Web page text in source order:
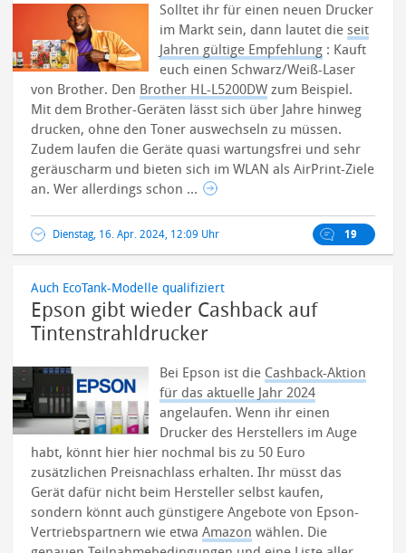
Solltet ihr für einen neuen Drucker
im Markt sein, dann lautet dieseit
Jahren gültige Empfehlung : Kauft
euch einen Schwarz/Weiß-Laser
von Brother. Den Brother HL-L5200DW zum Beispiel.
Mit dem Brother-Geräten lässt sich über Jahre hinweg
drucken, ohne den Toner auswechseln zu müssen.
Zudem laufen die Geräte quasi wartungsfrei und sehr
geräuscharm und bieten sich im WLAN als AirPrint-Ziele
an. Wer allerdings schon ...
Dienstag, 16. Apr. 2024, 12:09 Uhr 19
Auch EcoTank-Modelle qualifiziert
Epson gibt wieder Cashback auf
Tintenstrahldrucker
Bei Epson ist die Cashback-Aktion
für das aktuelle Jahr 2024
angelaufen. Wenn ihr einen
Drucker des Herstellers im Auge
habt, könnt hier hier nochmal bis zu 50 Euro
zusätzlichen Preisnachlass erhalten. Ihr müsst das
Gerät dafür nicht beim Hersteller selbst kaufen,
sondern könnt auch günstigere Angebote von Epson-
Vertriebspartnern wie etwaAmazon wählen. Die